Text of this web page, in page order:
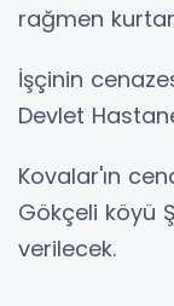
rağmen
İşçinin
Devlet
Kovalar'ın
Gökçeli köyü
verilecek.